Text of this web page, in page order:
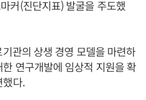
커(진단지표) 발굴을 주도했
관의 상생 경영 모델을 마련하
연구개발에 임상적 지원을 확
했다.